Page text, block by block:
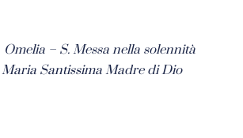
Omelia – S. Messa nella solennità
Santissima Madre di Dio